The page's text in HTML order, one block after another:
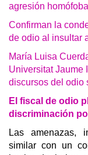
agresión
Confirman la
de odio al insultar
María Luisa
Universitat Jaume
discursos del odio
El fiscal de odio
discriminación
Las amenazas,
similar con un